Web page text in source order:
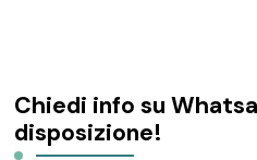
Chiedi info su
disposizione!